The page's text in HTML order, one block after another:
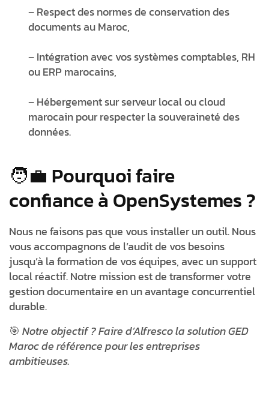
– Respect des normes de conservation des
documents au Maroc,
– Intégration avec vos systèmes comptables, RH
ou ERP marocains,
– Hébergement sur serveur local ou cloud
marocain pour respecter la souveraineté des
données.
🧑‍💼 Pourquoi faire
confiance à OpenSystemes ?
Nous ne faisons pas que vous installer un outil. Nous
vous accompagnonsde l’audit de vos besoins
jusqu’à la formation de vos équipes, avec un support
local réactif. Notre mission est detransformer votre
gestion documentaire en un avantage concurrentiel
durable.
🎯 Notre objectif ? Faire d’Alfresco la solution GED
Maroc de référence pour les entreprises
ambitieuses.